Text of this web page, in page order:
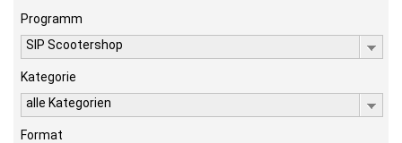
Programm
SIP Scootershop
Kategorie
alle Kategorien
Format